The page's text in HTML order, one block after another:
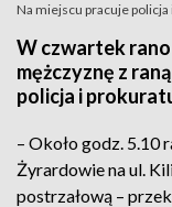
Na miejscu pracuje
W czwartek
mężczyznę z
policja i
– Około godz. 5.10
Żyrardowie na ul.
postrzałową –